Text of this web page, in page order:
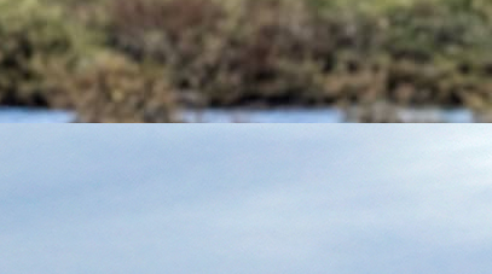
לפעמים צריך אלף פלמינגואים כדי שתיוולד ביצה אחת
11 בפברואר 2026 ⟐עמית מורנו